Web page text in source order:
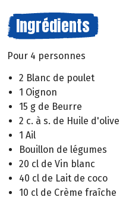
Ingrédients
Pour 4 personnes
2 Blanc de poulet
1 Oignon
15 g de Beurre
2 c. à s. de Huile d'olive
1 Ail
Bouillon de légumes
20 cl de Vin blanc
40 cl de Lait de coco
10 cl de Crème fraîche